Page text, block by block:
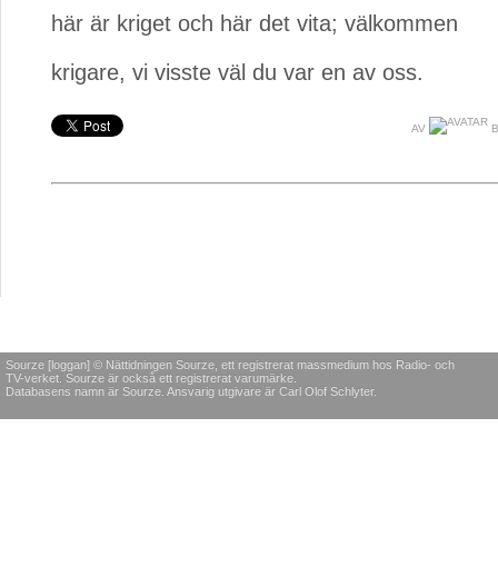
här är kriget och här det vita; välkommen
krigare, vi visste väl du var en av oss.
AV
Sourze [loggan] © Nättidningen Sourze, ett registrerat massmedium hos Radio- och
TV-verket. Sourze är också ett registrerat varumärke.
Databasens namn är Sourze. Ansvarig utgivare är Carl Olof Schlyter.